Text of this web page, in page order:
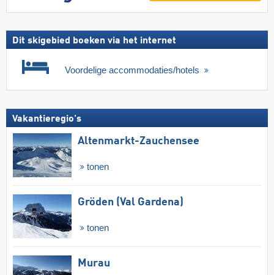
Dit skigebied boeken via het internet
Voordelige accommodaties/hotels
Vakantieregio's
Altenmarkt-Zauchensee
tonen
Gröden (Val Gardena)
tonen
Murau